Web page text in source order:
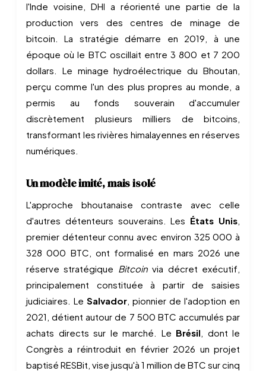
l'Inde voisine, DHI a réorienté une partie de la
production vers des centres de minage de
bitcoin. La stratégie démarre en 2019, à une
époque où le BTC oscillait entre 3 800 et 7 200
dollars. Le minage hydroélectrique du Bhoutan,
perçu comme l'un des plus propres au monde, a
permis au fonds souverain d'accumuler
discrètement plusieurs milliers de bitcoins,
transformant les rivières himalayennes en réserves
numériques.
Un modèle imité, mais isolé
L'approche bhoutanaise contraste avec celle
d'autres détenteurs souverains. Les États Unis,
premier détenteur connu avec environ 325 000 à
328 000 BTC, ont formalisé en mars 2026 une
réserve stratégique Bitcoinvia décret exécutif,
principalement constituée à partir de saisies
judiciaires. Le Salvador, pionnier de l'adoption en
2021, détient autour de 7 500 BTC accumulés par
achats directs sur le marché. Le Brésil, dont le
Congrès a réintroduit en février 2026 un projet
baptisé RESBit, vise jusqu'à 1 million de BTC sur cinq